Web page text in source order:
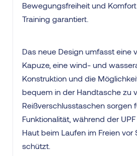
Bewegungsfreiheit und
Training garantiert.
Das neue Design umfasst eine
Kapuze, eine wind- und
Konstruktion und die
bequem in der Handtasche zu
Reißverschlusstaschen sorgen
Funktionalität, während der
Haut beim Laufen im Freien vor
schützt.